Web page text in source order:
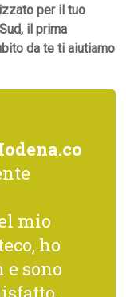
per il tuo
il prima
da te ti aiutiamo
mio
ho
sono